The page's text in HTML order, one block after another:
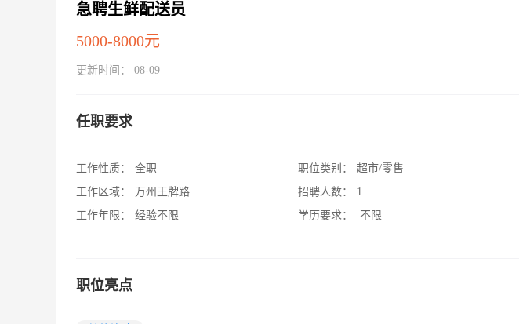
急聘生鲜配送员
5000-8000元
更新时间： 08-09
任职要求
工作性质：
全职
工作区域：
万州王牌路
工作年限：
经验不限
职位类别：
超市/零售
招聘人数：
1
学历要求：
不限
职位亮点